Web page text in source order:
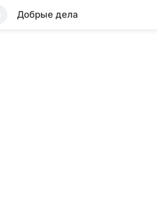
Добрые дела